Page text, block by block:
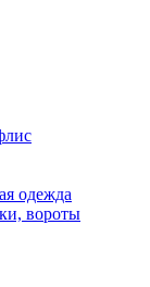
одежда
вороты